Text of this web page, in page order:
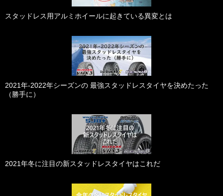
スタッドレス用アルミホイールに起きている異変とは
2021年-2022年シーズンの 最強スタッドレスタイヤを決めたった
（勝手に）
2021年冬に注目の新スタッドレスタイヤはこれだ